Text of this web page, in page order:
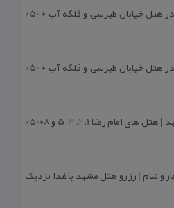
لیست هتل آپارتمان های مشهد در هتل خیابان طبرسی و فلکه آب + 50%
لیست هتل آپارتمان های مشهد در هتل خیابان طبرسی و فلکه آب + 50%
رزرو هتل در خیابان امام رضا مشهد | هتل‌ های امام رضا 1، 2، 3، 5 و 8+50%
و شام | رزرو هتل مشهد با غذا نزدیک